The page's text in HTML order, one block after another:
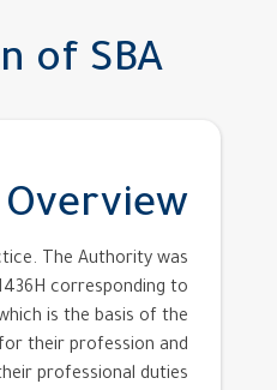
of SBA
Overview
The Authority was
corresponding to
is the basis of the
their profession and
professional duties.